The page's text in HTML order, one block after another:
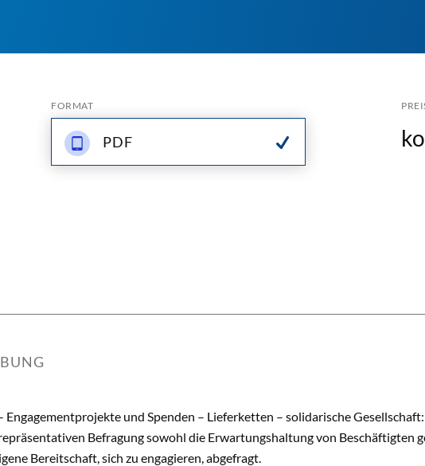
FORMAT
PDF
Engagementprojekte und Spenden – Lieferketten – solidarische
Befragung sowohl die Erwartungshaltung von Beschäftigten
Bereitschaft, sich zu engagieren, abgefragt.